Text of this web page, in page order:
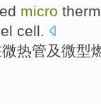
micro
cell.
微热管及微型